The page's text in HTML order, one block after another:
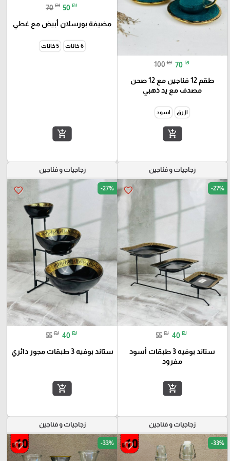
100 ₪ 70 ₪
طقم 12 فناجين مع 12 صحن
مصدف مع يد ذهبي
ازرق اسود
add_shopping_cart
70 ₪ 50 ₪
مضيفة بورسلان أبيض مع غطي
6 خانات 5 خانات
add_shopping_cart
زجاجيات و فناجين
favorite_border -27%
55 ₪ 40 ₪
ستاند بوفيه 3 طبقات أسود
مفرود
add_shopping_cart
زجاجيات و فناجين
favorite_border -27%
55 ₪ 40 ₪
ستاند بوفيه 3 طبقات مجور دائري
add_shopping_cart
زجاجيات و فناجين
favorite_border -33%
زجاجيات و فناجين
favorite_border -33%